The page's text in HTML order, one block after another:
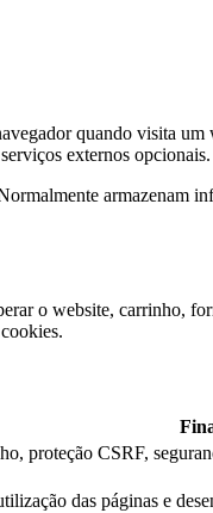
quando visita
externos opcionais.
armazenam
o website, carrinho,
proteção CSRF,
das páginas e